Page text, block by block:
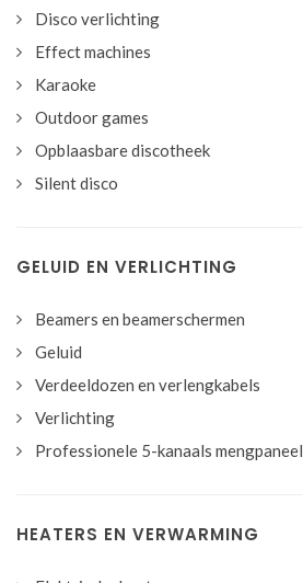
Disco verlichting
Effect machines
Karaoke
Outdoor games
Opblaasbare discotheek
Silent disco
GELUID EN VERLICHTING
Beamers en beamerschermen
Geluid
Verdeeldozen en verlengkabels
Verlichting
Professionele 5-kanaals mengpaneel
HEATERS EN VERWARMING